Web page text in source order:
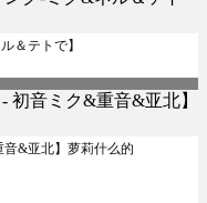
＆テトで】
音&亚北】萝莉什么的